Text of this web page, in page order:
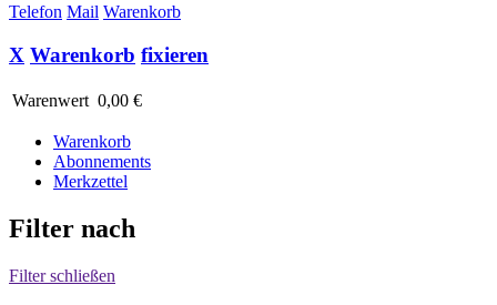
Telefon Mail Warenkorb
X Warenkorb fixieren
Warenwert 0,00 €
Warenkorb
Abonnements
Merkzettel
Filter nach
Filter schließen